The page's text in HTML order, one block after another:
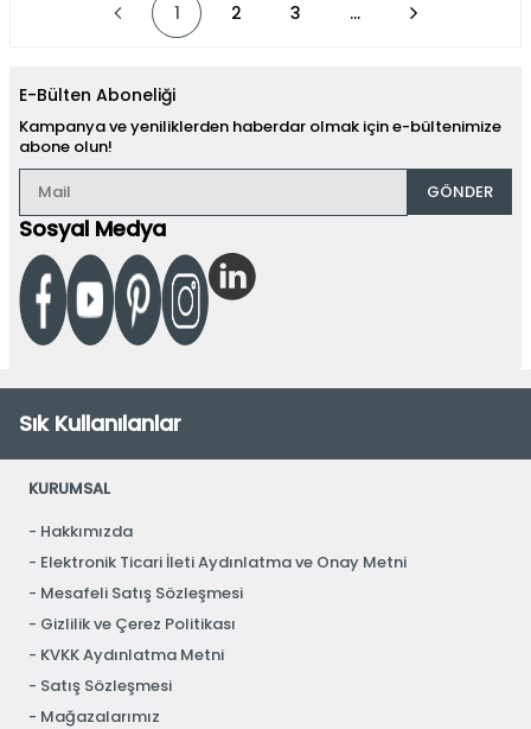
1 2 3 …
E-Bülten Aboneliği
Kampanya ve yeniliklerden haberdar olmak için e-bültenimize
abone olun!
GÖNDER
Sosyal Medya
Sık Kullanılanlar
KURUMSAL
Hakkımızda
Elektronik Ticari İleti Aydınlatma ve Onay Metni
Mesafeli Satış Sözleşmesi
Gizlilik ve Çerez Politikası
KVKK Aydınlatma Metni
Satış Sözleşmesi
Mağazalarımız